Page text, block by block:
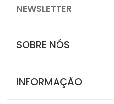
NEWSLETTER
SOBRE NÓS
INFORMAÇÃO